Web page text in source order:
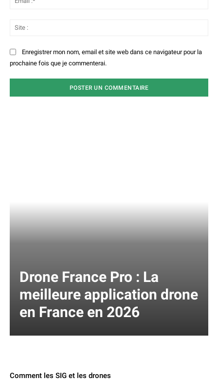
Enregistrer mon nom, email et site web dans ce navigateur pour la
prochaine fois que je commenterai.
Drone France Pro : La
meilleure application drone
en France en 2026
Comment les SIG et les drones